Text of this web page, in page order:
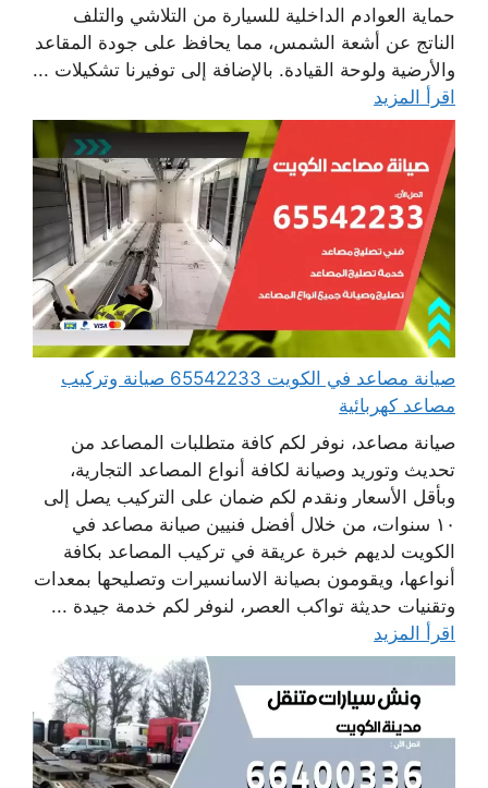
حماية العوادم الداخلية للسيارة من التلاشي والتلف
الناتج عن أشعة الشمس، مما يحافظ على جودة المقاعد
والأرضية ولوحة القيادة. بالإضافة إلى توفيرنا تشكيلات ...
اقرأ المزيد
صيانة مصاعد في الكويت 65542233 صيانة وتركيب
مصاعد كهربائية
صيانة مصاعد، نوفر لكم كافة متطلبات المصاعد من
تحديث وتوريد وصيانة لكافة أنواع المصاعد التجارية،
وبأقل الأسعار ونقدم لكم ضمان على التركيب يصل إلى
١٠ سنوات، من خلال أفضل فنيين صيانة مصاعد في
الكويت لديهم خبرة عريقة في تركيب المصاعد بكافة
أنواعها، ويقومون بصيانة الاسانسيرات وتصليحها بمعدات
وتقنيات حديثة تواكب العصر، لنوفر لكم خدمة جيدة ...
اقرأ المزيد